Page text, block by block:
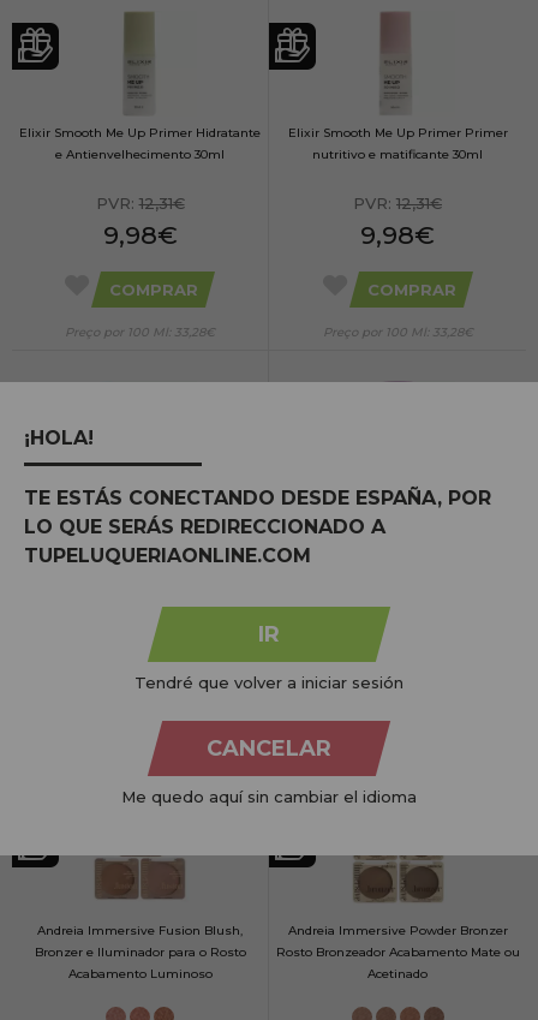
Elixir Smooth Me Up Primer Hidratante
e Antienvelhecimento 30ml
PVR:12,31€
9,98€
COMPRAR
Preço por 100 Ml: 33,28€
Elixir Smooth Me Up Primer Primer
nutritivo e matificante 30ml
PVR: 12,31€
9,98€
COMPRAR
Preço por 100 Ml: 33,28€
Elixir Blush Harmony Blush Stick para
Lábios e Bochechas 8g
7,90€
5,71€
COMPRAR
Preço por 100 gr: 71,39€
Essence Fix & Last Keep It Perfect Spray
fixador de maquiagem 50ml
3,76€
COMPRAR
Preço por 100 Ml: 7,53€
Andreia Immersive Fusion Blush,
Bronzer e Iluminador para o Rosto
Acabamento Luminoso
Andreia Immersive Powder Bronzer
Rosto Bronzeador Acabamento Mate ou
Acetinado
¡HOLA!
TE ESTÁS CONECTANDO DESDE ESPAÑA, POR
LO QUE SERÁS REDIRECCIONADO A
TUPELUQUERIAONLINE.COM
IR
Tendré que volver a iniciar sesión
CANCELAR
Me quedo aquí sin cambiar el idioma